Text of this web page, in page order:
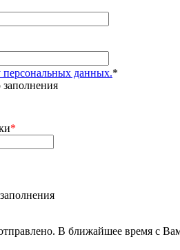
персональных данных.*
заполнения
*
В ближайшее время с